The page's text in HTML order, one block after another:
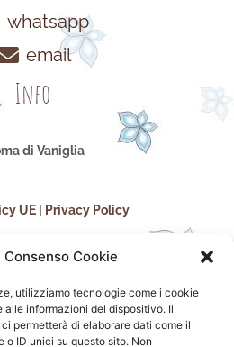
Cookie
utilizziamo tecnologie come i cookie
informazioni del dispositivo. Il
permetterà di elaborare dati come il
ID unici su questo sito. Non
whatsapp
email
Info
di Vaniglia
UE Privacy Policy